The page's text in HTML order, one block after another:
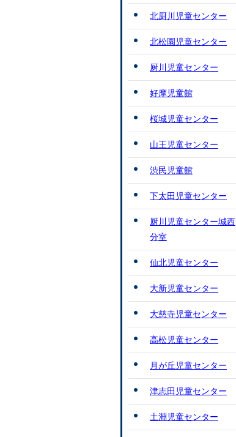
北厨川児童センター
北松園児童センター
厨川児童センター
好摩児童館
桜城児童センター
山王児童センター
渋民児童館
下太田児童センター
厨川児童センター城西
分室
仙北児童センター
大新児童センター
大慈寺児童センター
高松児童センター
月が丘児童センター
津志田児童センター
土淵児童センター